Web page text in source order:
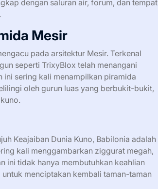
dengan saluran air, forum, dan tempat
Mesir
pada arsitektur Mesir. Terkenal
seperti TrixyBlox telah menangani
ini sering kali menampilkan piramida
oleh gurun luas yang berbukit-bukit,
Keajaiban Dunia Kuno, Babilonia adalah
kali menggambarkan ziggurat megah,
ini tidak hanya membutuhkan keahlian
menciptakan kembali taman-taman